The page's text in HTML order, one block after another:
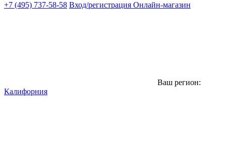
+7 (495) 737-58-58 Вход/регистрация Онлайн-магазин
Ваш регион:
Калифорния